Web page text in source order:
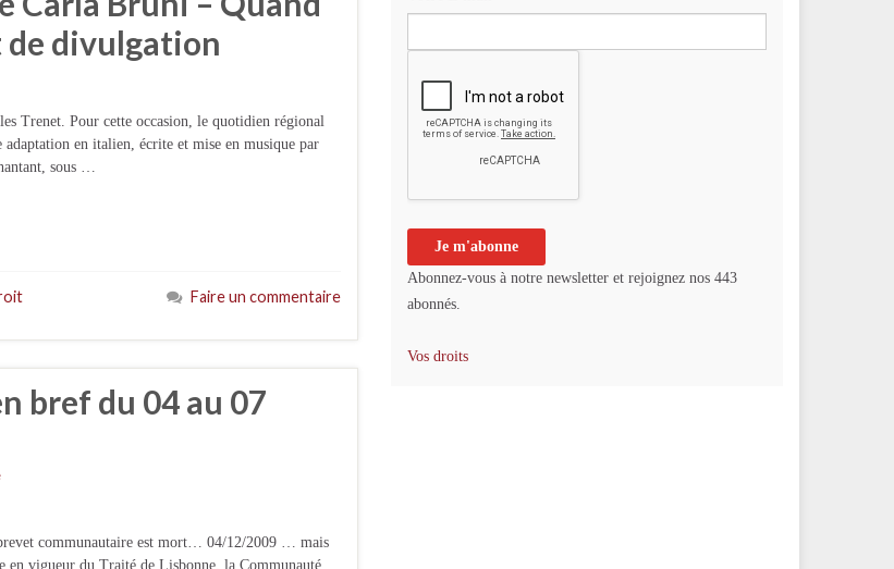
de divulgation
Trenet. Pour cette occasion, le quotidien régional
en italien, écrite et mise en musique par
sous …
Faire un commentaire
bref du 04 au 07
communautaire est mort… 04/12/2009 … mais
en vigueur du Traité de Lisbonne, la Communauté
Abonnez-vous à notre newsletter et rejoignez nos 443
abonnés.
Vos droits